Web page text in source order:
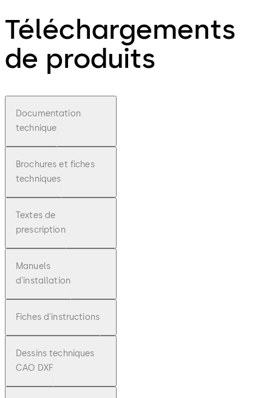
Téléchargements
de produits
Documentation
technique
Brochures et fiches
techniques
Textes de
prescription
Manuels
d'installation
Fiches d'instructions
Dessins techniques
CAO DXF